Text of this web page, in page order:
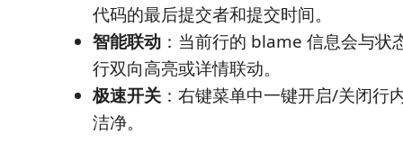
代码的最后提交者和提交时间。
智能联动 ：当前行的 blame 信息会与状
行双向高亮或详情联动。
极速开关 ：右键菜单中一键开启/关闭行
洁净。